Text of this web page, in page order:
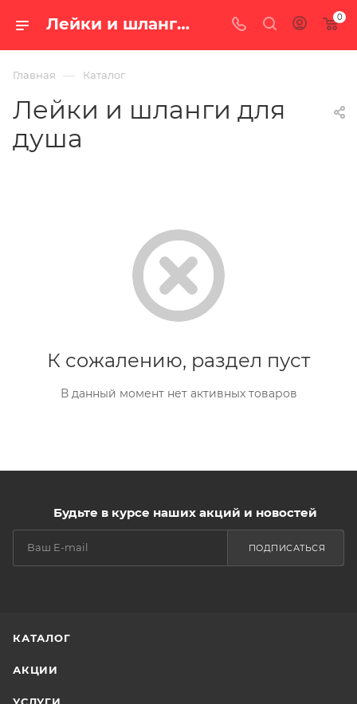
Лейки и шланги для душа — купить в Екатеринбурге, каталог с ценами интернет-магазина «100 печей.ру» 0
Главная — Каталог
Лейки и шланги для
душа
К сожалению, раздел пуст
В данный момент нет активных товаров
Будьте в курсе наших акций и новостей
ПОДПИСАТЬСЯ
КАТАЛОГ
АКЦИИ